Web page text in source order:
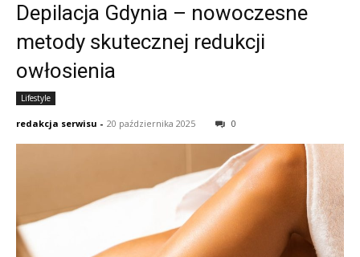
Depilacja Gdynia – nowoczesne
metody skutecznej redukcji
owłosienia
Lifestyle
redakcja serwisu - 20 października 2025 0